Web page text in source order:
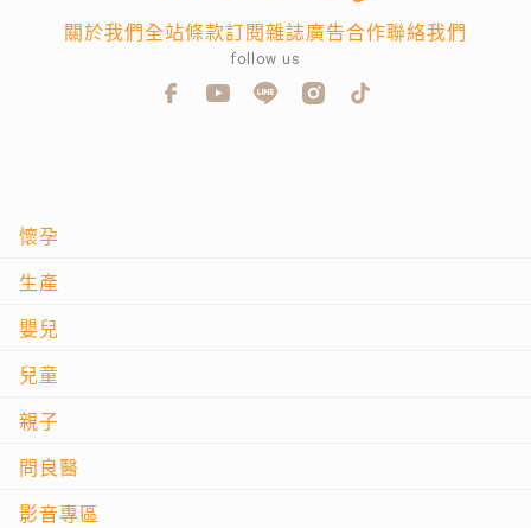
懷孕
生產
嬰兒
兒童
親子
問良醫
影音專區
關於我們全站條款訂閱雜誌廣告合作聯絡我們
follow us